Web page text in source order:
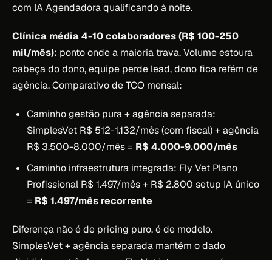
com IA Agendadora qualificando à noite.
Clínica média 4-10 colaboradores (R$ 100-250
mil/mês): ponto onde a maioria trava. Volume estoura
cabeça do dono, equipe perde lead, dono fica refém de
agência. Comparativo de TCO mensal:
Caminho gestão pura + agência separada:
SimplesVet R$ 512-1.132/mês (com fiscal) + agência
R$ 3.500-8.000/mês = R$ 4.000-9.000/mês
Caminho infraestrutura integrada: Fly Vet Plano
Profissional R$ 1.497/mês + R$ 2.800 setup IA único
= R$ 1.497/mês recorrente
Diferença não é de pricing puro, é de modelo.
SimplesVet + agência separada mantém o dado